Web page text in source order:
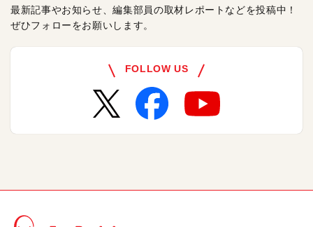
最新記事やお知らせ、編集部員の取材レポートなどを投稿中！
ぜひフォローをお願いします。
FOLLOW US